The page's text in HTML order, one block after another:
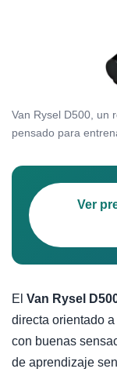
Van Rysel D500, un
pensado para
Ver
El Van Rysel
directa orientado
con buenas
de aprendizaje